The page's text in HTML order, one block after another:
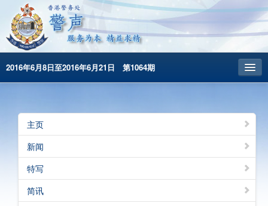
2016年6月8日至2016年6月21日 第1064期
昔日警声
警务处主页
繁體版
English
主页
新闻
特写
简讯